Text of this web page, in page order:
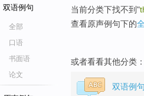
双语例句
全部
口语
书面语
论文
当前分类下找不到"
查看原声例句下的
或者看看其他分类：
双语例句